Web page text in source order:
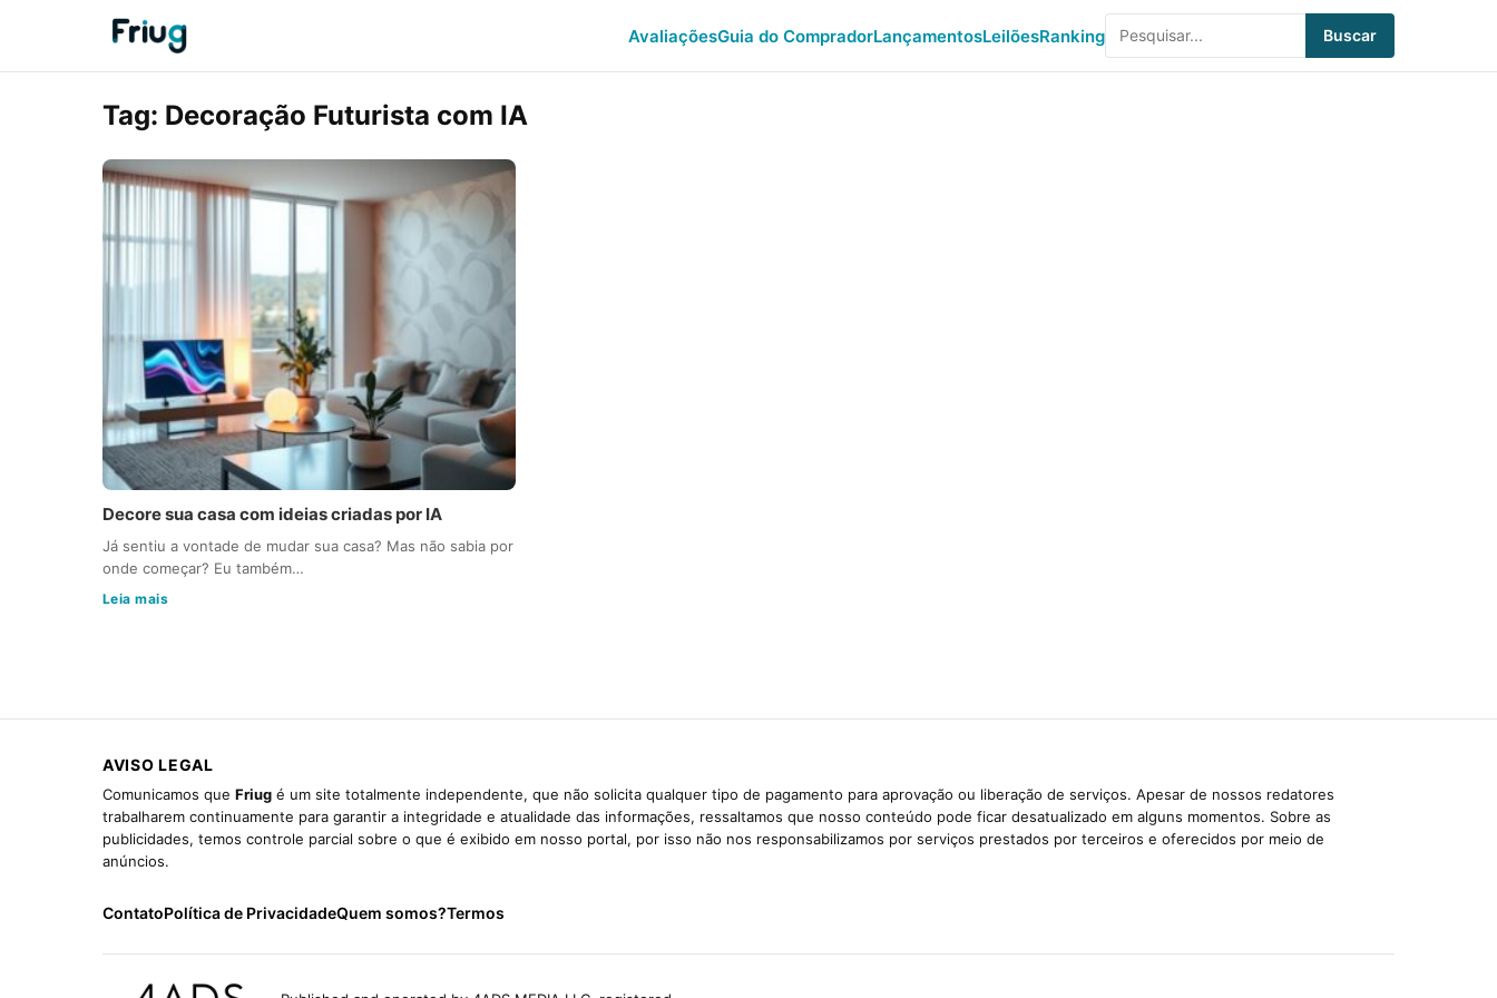
AvaliaçõesGuia do CompradorLançamentosLeilõesRanking Buscar
Tag: Decoração Futurista com IA
Decore sua casa com ideias criadas por IA
Já sentiu a vontade de mudar sua casa? Mas não sabia por
onde começar? Eu também…
Leia mais
AVISO LEGAL
Comunicamos que Friug é um site totalmente independente, que não solicita qualquer tipo de pagamento para aprovação ou liberação de serviços. Apesar de nossos redatores
trabalharem continuamente para garantir a integridade e atualidade das informações, ressaltamos que nosso conteúdo pode ficar desatualizado em alguns momentos. Sobre as
publicidades, temos controle parcial sobre o que é exibido em nosso portal, por isso não nos responsabilizamos por serviços prestados por terceiros e oferecidos por meio de
anúncios.
ContatoPolítica de PrivacidadeQuem somos?Termos